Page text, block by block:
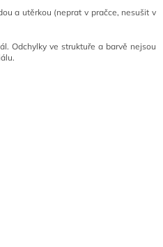
a utěrkou (neprat v pračce, nesušit v
Odchylky ve struktuře a barvě nejsou